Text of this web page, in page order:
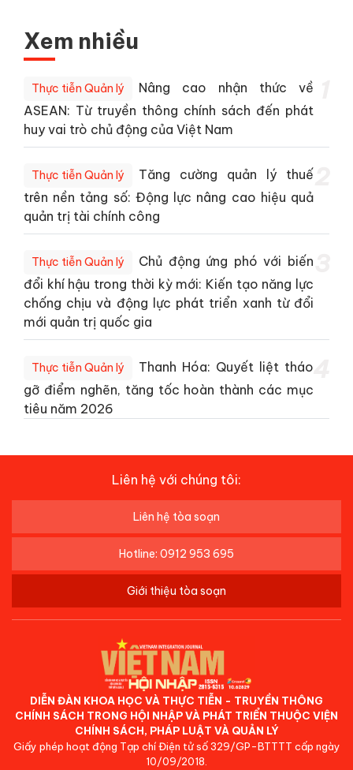
Xem nhiều
Thực tiễn Quản lý
Nâng cao nhận thức về
ASEAN: Từ truyền thông chính sách đến phát
huy vai trò chủ động của Việt Nam
Thực tiễn Quản lý
Tăng cường quản lý thuế
trên nền tảng số: Động lực nâng cao hiệu quả
quản trị tài chính công
Thực tiễn Quản lý
Chủ động ứng phó với biến
đổi khí hậu trong thời kỳ mới: Kiến tạo năng lực
chống chịu và động lực phát triển xanh từ đổi
mới quản trị quốc gia
Thực tiễn Quản lý
Thanh Hóa: Quyết liệt tháo
gỡ điểm nghẽn, tăng tốc hoàn thành các mục
tiêu năm 2026
Liên hệ với chúng tôi:
Liên hệ tòa soạn
Hotline: 0912 953 695
Giới thiệu tòa soạn
DIỄN ĐÀN KHOA HỌC VÀ THỰC TIỄN - TRUYỀN THÔNG
CHÍNH SÁCH TRONG HỘI NHẬP VÀ PHÁT TRIỂN THUỘC VIỆN
CHÍNH SÁCH, PHÁP LUẬT VÀ QUẢN LÝ
Giấy phép hoạt động Tạp chí Điện tử số 329/GP-BTTTT cấp ngày
10/09/2018.